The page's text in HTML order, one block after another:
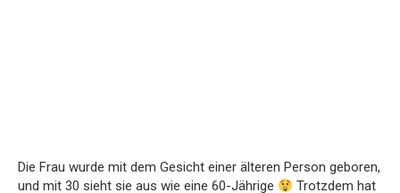
Die Frau wurde mit dem Gesicht einer älteren Person geboren,
und mit 30 sieht sie aus wie eine 60-Jährige
Trotzdem hat